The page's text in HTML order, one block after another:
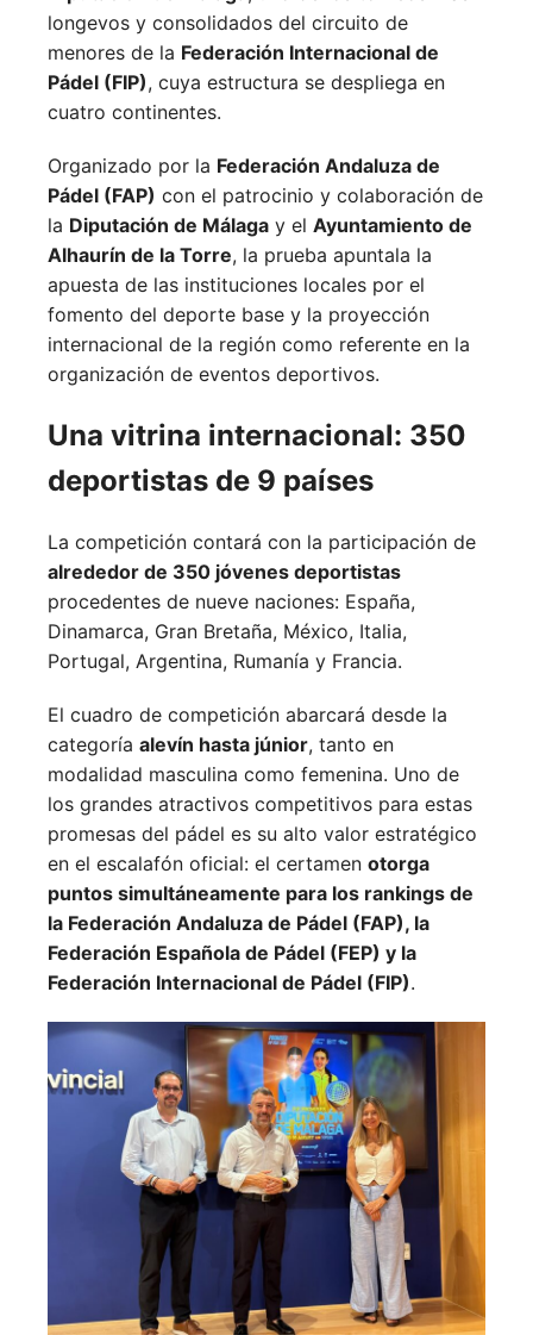
longevos y consolidados del circuito de
menores de la Federación Internacional de
Pádel (FIP), cuya estructura se despliega en
cuatro continentes.
Organizado por la Federación Andaluza de
Pádel (FAP) con el patrocinio y colaboración de
la Diputación de Málaga y el Ayuntamiento de
Alhaurín de la Torre, la prueba apuntala la
apuesta de las instituciones locales por el
fomento del deporte base y la proyección
internacional de la región como referente en la
organización de eventos deportivos.
Una vitrina internacional: 350
deportistas de 9 países
La competición contará con la participación de
alrededor de 350 jóvenes deportistas
procedentes de nueve naciones: España,
Dinamarca, Gran Bretaña, México, Italia,
Portugal, Argentina, Rumanía y Francia.
El cuadro de competición abarcará desde la
categoría alevín hasta júnior, tanto en
modalidad masculina como femenina. Uno de
los grandes atractivos competitivos para estas
promesas del pádel es su alto valor estratégico
en el escalafón oficial: el certamen otorga
puntos simultáneamente para los rankings de
la Federación Andaluza de Pádel (FAP), la
Federación Española de Pádel (FEP) y la
Federación Internacional de Pádel (FIP).